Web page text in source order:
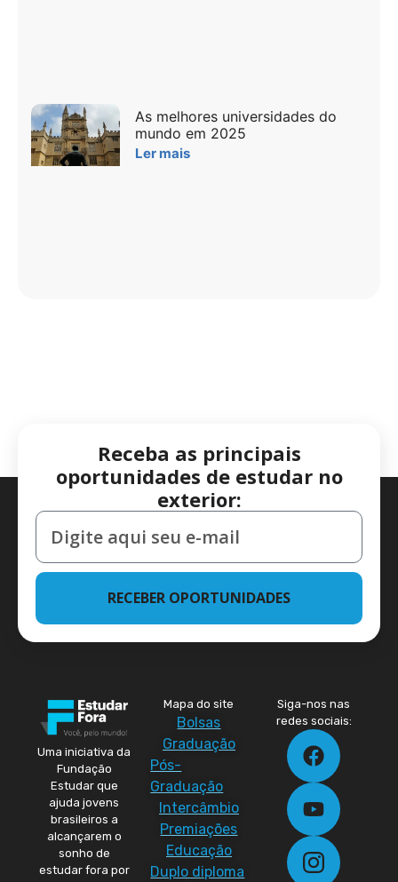
As melhores universidades do
mundo em 2025
Ler mais
Receba as principais
oportunidades de estudar no
exterior:
RECEBER OPORTUNIDADES
Uma iniciativa da
Fundação
Estudar que
ajuda jovens
brasileiros a
alcançarem o
sonho de
estudar fora por
Mapa do site
Bolsas
Graduação
Pós-
Graduação
Intercâmbio
Premiações
Educação
Duplo diploma
Siga-nos nas
redes sociais: